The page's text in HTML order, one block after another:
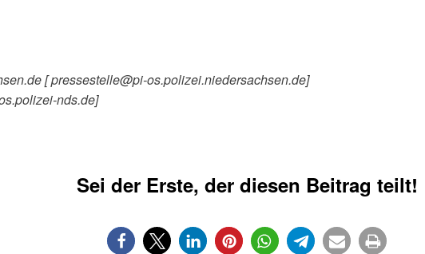
[ pressestelle@pi-os.polizei.niedersachsen.de]
nds.de]
Sei der Erste, der diesen Beitrag teilt!